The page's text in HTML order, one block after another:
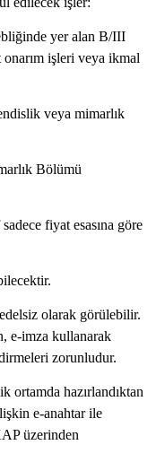
yer alan B/III
işleri veya ikmal
veya mimarlık
Bölümü
fiyat esasına göre
olarak görülebilir.
e-imza kullanarak
zorunludur.
ortamda hazırlandıktan
e-anahtar ile
üzerinden